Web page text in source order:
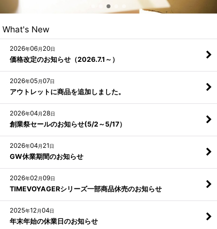
What's New
2026年06月 20日
価格改定のお知らせ（2026.7.1～）
2026年05 月07日
アウトレットに商品を追加しました。
2026年04月 28日
創業祭セールのお知らせ(5/2～5/17）
2026年04月 21日
GW休業期間のお知らせ
2026年02 月09日
TIMEVOYAGERシリーズ一部商品休売のお知らせ
2025年12 月04日
年末年始の休業日のお知らせ